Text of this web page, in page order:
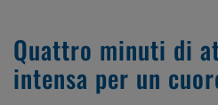
Quattro minuti di
intensa per un